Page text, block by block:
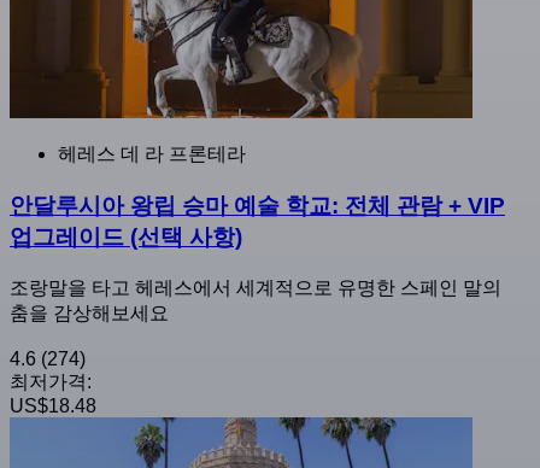
헤레스 데 라 프론테라
안달루시아 왕립 승마 예술 학교: 전체 관람 + VIP
업그레이드 (선택 사항)
조랑말을 타고 헤레스에서 세계적으로 유명한 스페인 말의
춤을 감상해보세요
4.6 (274)
최저가격:
US$18.48